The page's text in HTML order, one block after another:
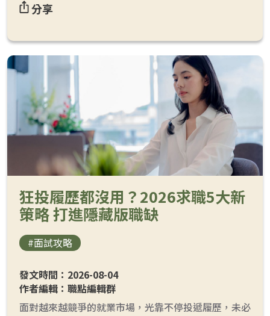
分享
狂投履歷都沒用？2026求職5大新
策略 打進隱藏版職缺
#面試攻略
發文時間：2026-08-04
作者編輯：職點編輯群
面對越來越競爭的就業市場，光靠不停投遞履歷，未必